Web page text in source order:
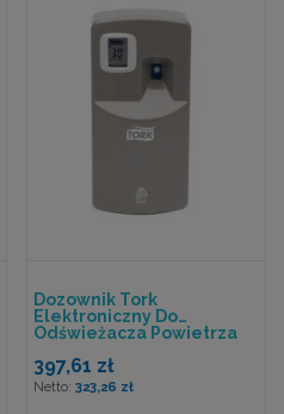
Dozownik Tork
Elektroniczny Do
Odświeżacza Powietrza
397,61 zł
323,26 zł